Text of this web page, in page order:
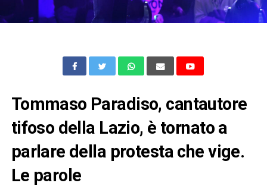
Tommaso Paradiso, cantautore
tifoso della Lazio, è tornato a
parlare della protesta che vige.
Le parole